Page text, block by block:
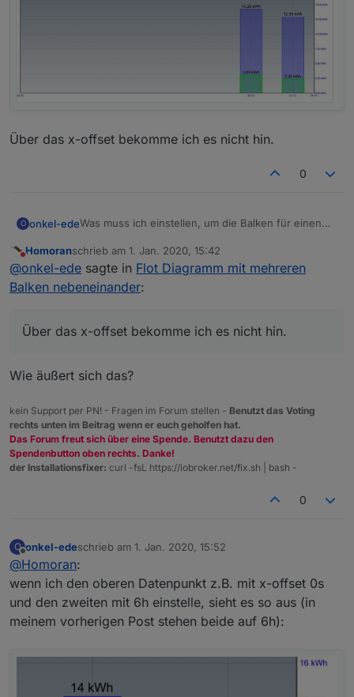
Über das x-offset bekomme ich es nicht hin.
0
O onkel-edeWas muss ich einstellen, um die Balken für einen
Über das x-offset bekomme ich es nicht hin.
Nicht stören
Homoranschrieb am 1. Jan. 2020, 15:42
zuletzt editiert von
@onkel-ede sagte in Flot Diagramm mit mehreren
Balken nebeneinander:
Über das x-offset bekomme ich es nicht hin.
Wie äußert sich das?
kein Support per PN! - Fragen im Forum stellen - Benutzt das Voting
rechts unten im Beitrag wenn er euch geholfen hat.
Das Forum freut sich über eine Spende. Benutzt dazu den
Spendenbutton oben rechts. Danke!
der Installationsfixer: curl -fsL https://iobroker.net/fix.sh | bash -
0
O
Offline
onkel-edeschrieb am 1. Jan. 2020, 15:52
zuletzt editiert von
@Homoran:
wenn ich den oberen Datenpunkt z.B. mit x-offset 0s
und den zweiten mit 6h einstelle, sieht es so aus (in
meinem vorherigen Post stehen beide auf 6h):